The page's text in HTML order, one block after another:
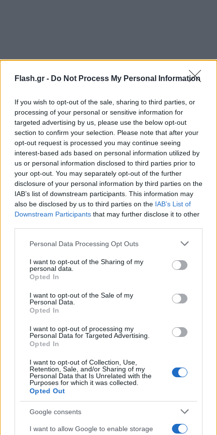
Flash.gr - Do Not Process My Personal Information
If you wish to opt-out of the sale, sharing to third parties, or
processing of your personal or sensitive information for
targeted advertising by us, please use the below opt-out
section to confirm your selection. Please note that after your
opt-out request is processed you may continue seeing
interest-based ads based on personal information utilized by
us or personal information disclosed to third parties prior to
your opt-out. You may separately opt-out of the further
disclosure of your personal information by third parties on the
IAB’s list of downstream participants. This information may
also be disclosed by us to third parties on the IAB’s List of
Downstream Participants that may further disclose it to other
Please note that this website/app uses one or more Google
not limited to your visit or usage behaviour. You may click to
grant or deny consent to Google and its third-party tags to
use your data for below specified purposes in below Google
consent section.
Personal Data Processing Opt Outs
I want to opt-out of the Sharing of my
personal data.
Opted In
I want to opt-out of the Sale of my
Personal Data.
Opted In
I want to opt-out of processing my
Personal Data for Targeted Advertising.
Opted In
I want to opt-out of Collection, Use,
Retention, Sale, and/or Sharing of my
Personal Data that Is Unrelated with the
Purposes for which it was collected.
Opted Out
Google consents
I want to allow Google to enable storage
πλάσμα. Είναι περισσότερο ηθοποιός, αλλά και
παρουσιάστρια. Το θέμα είναι τι σου δίνει χαρά την
κάθε στιγμή. Μαγειρεύει πάρα πολύ ωραία. Αγαπάει
πώς θα προχωρήσει σε αυτή τη ζωή; Δεν γίνεται να
μην στεναχωρηθείς και να μην πληγωθείς σε αυτή
τη ζωή, γιατί θα είσαι εσύ χαμένος».